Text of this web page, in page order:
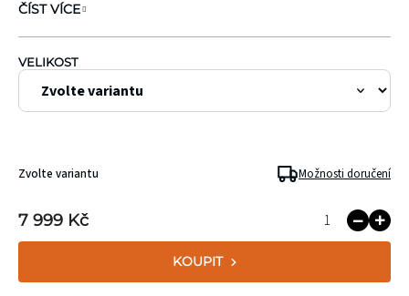
VELIKOST
ČÍST VÍCE
7 999 Kč
KOUPIT
Zvolte variantu Možnosti doručení